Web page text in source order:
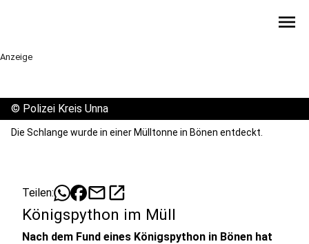
menu
Anzeige
© Polizei Kreis Unna
Die Schlange wurde in einer Mülltonne in Bönen entdeckt.
Teilen: mailopen_in_new
Königspython im Müll
Nach dem Fund eines Königspython in Bönen hat